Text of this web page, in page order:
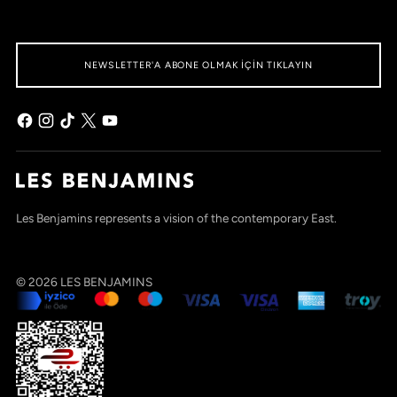
NEWSLETTER'A ABONE OLMAK IÇIN TIKLAYIN
Les Benjamins represents a vision of the contemporary East.
© 2026 LES BENJAMINS